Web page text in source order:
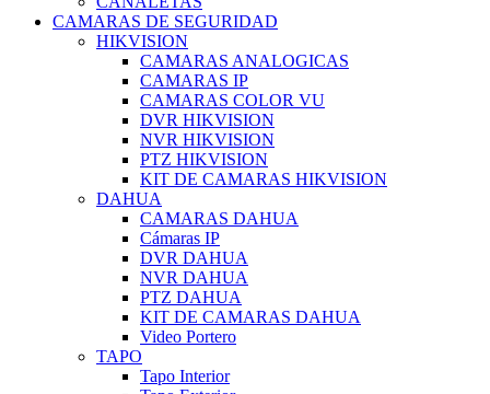
CAMARAS DE SEGURIDAD
HIKVISION
CAMARAS ANALOGICAS
CAMARAS IP
CAMARAS COLOR VU
DVR HIKVISION
NVR HIKVISION
PTZ HIKVISION
KIT DE CAMARAS HIKVISION
DAHUA
CAMARAS DAHUA
Cámaras IP
DVR DAHUA
NVR DAHUA
PTZ DAHUA
KIT DE CAMARAS DAHUA
Video Portero
TAPO
Tapo Interior